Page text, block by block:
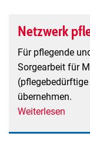
-
von
mit
Netzwerk
Für pflegende
Sorgearbeit für
übernehmen.
Weiterlesen